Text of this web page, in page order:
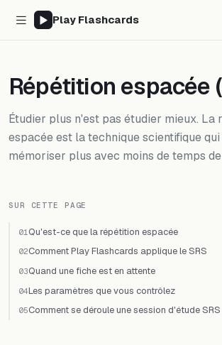
Play Flashcards
Répétition espacée
Étudier plus n'est pas étudier mieux. La
espacée est la technique scientifique
mémoriser plus avec moins de temps
SUR CETTE PAGE
01 Qu'est-ce que la répétition espacée
02Comment Play Flashcards applique le SRS
03Quand une fiche est en attente
04Les paramètres que vous contrôlez
05Comment se déroule une session d'étude SRS